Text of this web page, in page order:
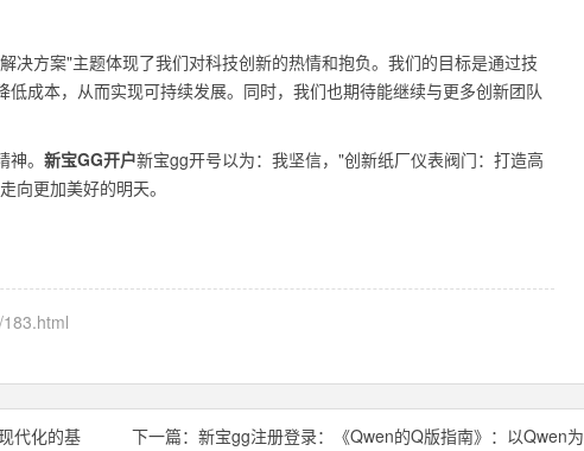
决方案"主题体现了我们对科技创新的热情和抱负。我们的目标是通过技
成本，从而实现可持续发展。同时，我们也期待能继续与更多创新团队
。 新宝GG开户新宝gg开号以为：我坚信，"创新纸厂仪表阀门：打造高
向更加美好的明天。
代化的基
下一篇： 新宝gg注册登录：《Qwen的Q版指南》：以Qwen为